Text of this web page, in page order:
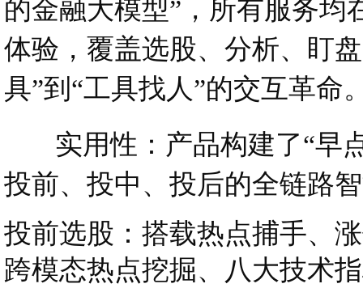
的金融大模型”，所有服务
体验，覆盖选股、分析、盯
具”到“工具找人”的交互革命
实用性：产品构建了“早点
投前、投中、投后的全链路
投前选股：搭载热点捕手、
跨模态热点挖掘、八大技术